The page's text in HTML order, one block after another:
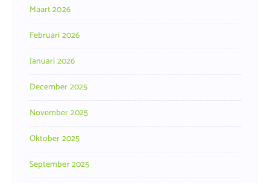
Maart 2026
Februari 2026
Januari 2026
December 2025
November 2025
Oktober 2025
September 2025